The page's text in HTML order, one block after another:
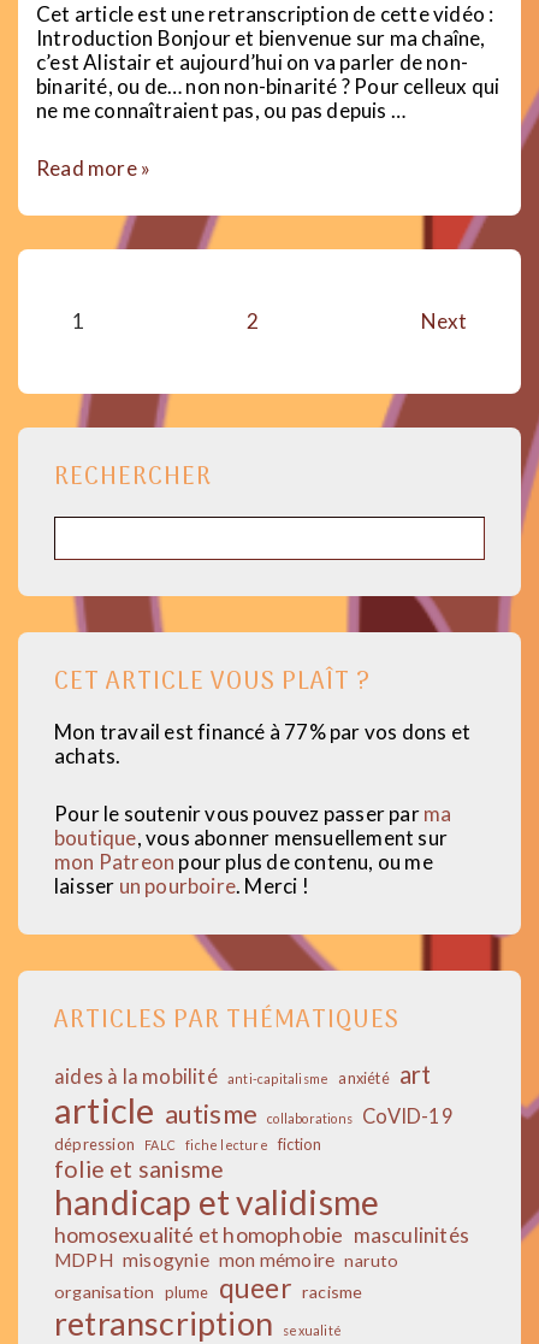
Cet article est une retranscription de cette vidéo :
Introduction Bonjour et bienvenue sur ma chaîne,
c’est Alistair et aujourd’hui on va parler de non-
binarité, ou de… non non-binarité ? Pour celleux qui
ne me connaîtraient pas, ou pas depuis …
Je
suis
Read more »
Pagination
publications
1 2 Next
RECHERCHER
CET ARTICLE VOUS PLAÎT ?
Mon travail est financé à 77% par vos dons et
achats.
Pour le soutenir vous pouvez passer parma
boutique, vous abonner mensuellement sur
mon Patreon pour plus de contenu, ou me
laisser un pourboire. Merci !
ARTICLES PAR THÉMATIQUES
aides à la mobilité anti-capitalisme anxiété art
article autisme collaborations CoVID-19
dépression FALC fiche lecture fiction
folie et sanisme
handicap et validisme
homosexualité et homophobie masculinités
MDPH misogynie mon mémoire naruto
organisation
plume queer racisme
retranscription
sexualité